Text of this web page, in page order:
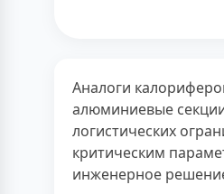
Аналоги
алюминиевые
логистических
критическим
инженерное